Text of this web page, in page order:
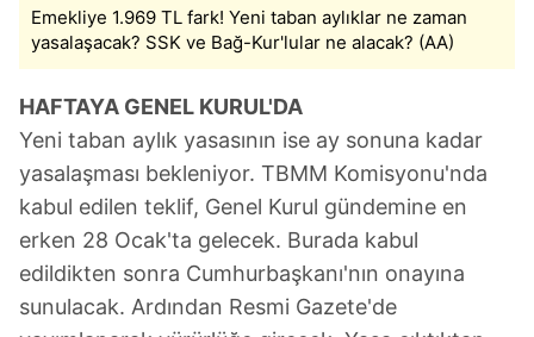
Emekliye 1.969 TL fark! Yeni taban aylıklar ne zaman
yasalaşacak? SSK ve Bağ-Kur'lular ne alacak? (AA)
HAFTAYA GENEL KURUL'DA
Yeni taban aylık yasasının ise ay sonuna kadar
yasalaşması bekleniyor. TBMM Komisyonu'nda
kabul edilen teklif, Genel Kurul gündemine en
erken 28 Ocak'ta gelecek. Burada kabul
edildikten sonra Cumhurbaşkanı'nın onayına
sunulacak. Ardından Resmi Gazete'de